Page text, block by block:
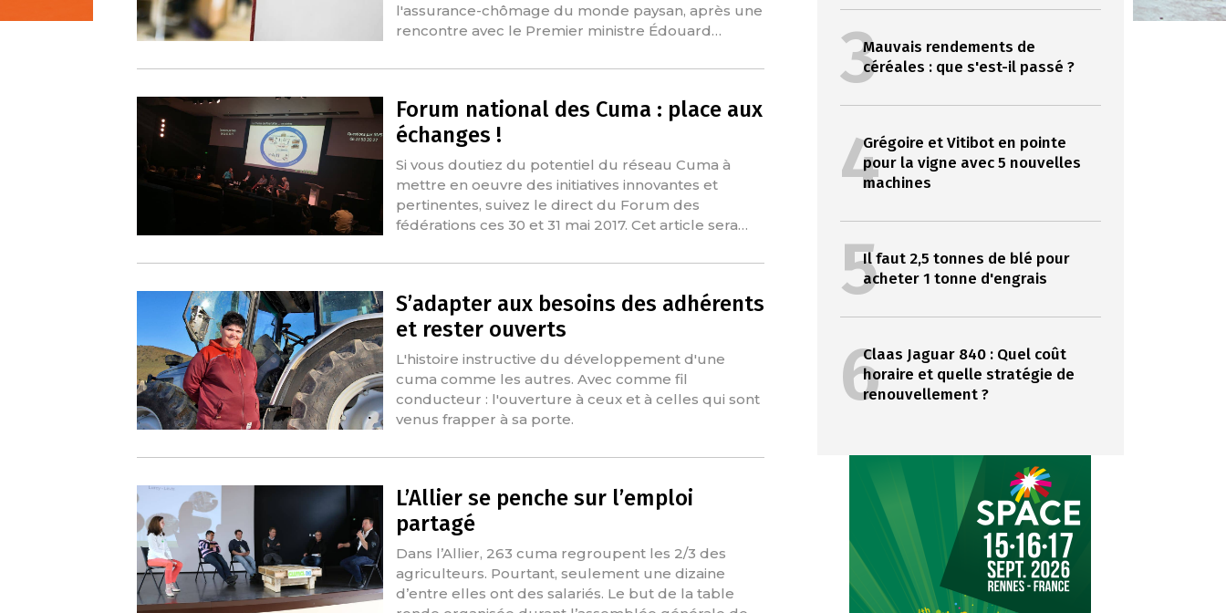
l'assurance-chômage du monde paysan, après une
rencontre avec le Premier ministre Édouard…
Forum national des Cuma : place aux
échanges !
Si vous doutiez du potentiel du réseau Cuma à
mettre en oeuvre des initiatives innovantes et
pertinentes, suivez le direct du Forum des
fédérations ces 30 et 31 mai 2017. Cet article sera…
S’adapter aux besoins des adhérents
et rester ouverts
L'histoire instructive du développement d'une
cuma comme les autres. Avec comme fil
conducteur : l'ouverture à ceux et à celles qui sont
venus frapper à sa porte.
L’Allier se penche sur l’emploi
partagé
Dans l’Allier, 263 cuma regroupent les 2/3 des
agriculteurs. Pourtant, seulement une dizaine
d’entre elles ont des salariés. Le but de la table
3Mauvais rendements de
céréales : que s'est-il passé ?
4Grégoire et Vitibot en pointe
pour la vigne avec 5 nouvelles
machines
5Il faut 2,5 tonnes de blé pour
acheter 1 tonne d'engrais
6Claas Jaguar 840 : Quel coût
horaire et quelle stratégie de
renouvellement ?